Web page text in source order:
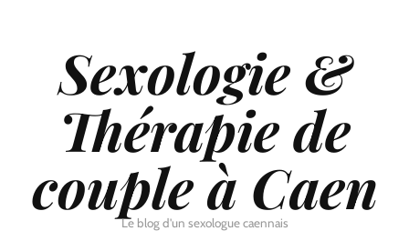
Sexologie &
Thérapie de
couple à Caen
Le blog d'un sexologue caennais